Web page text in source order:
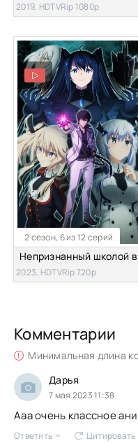
2019, HDTVRip 1080p
2 сезон, 6 из 12 серий
2023, HDTVRip 720p
Комментарии
Минимальная длина
Дарья
7 мая 2023 11:38
Ааа очень классное
Ответить Цитировать